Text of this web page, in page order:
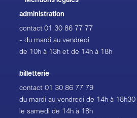
administration
contact01 30 86 77 77
- du mardi au vendredi
de 10h à 13h et de 14h à 18h
billetterie
contact01 30 86 77 79
du mardi au vendredi de 14h à 18h30
le samedi de 14h à 18h